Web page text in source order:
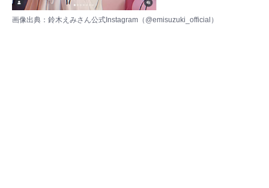
画像出典：鈴木えみさん公式Instagram（ @emisuzuki_official ）